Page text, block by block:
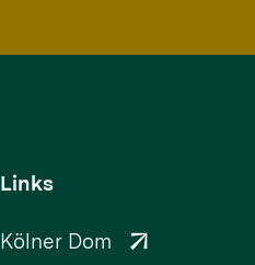
Links
Kölner Dom